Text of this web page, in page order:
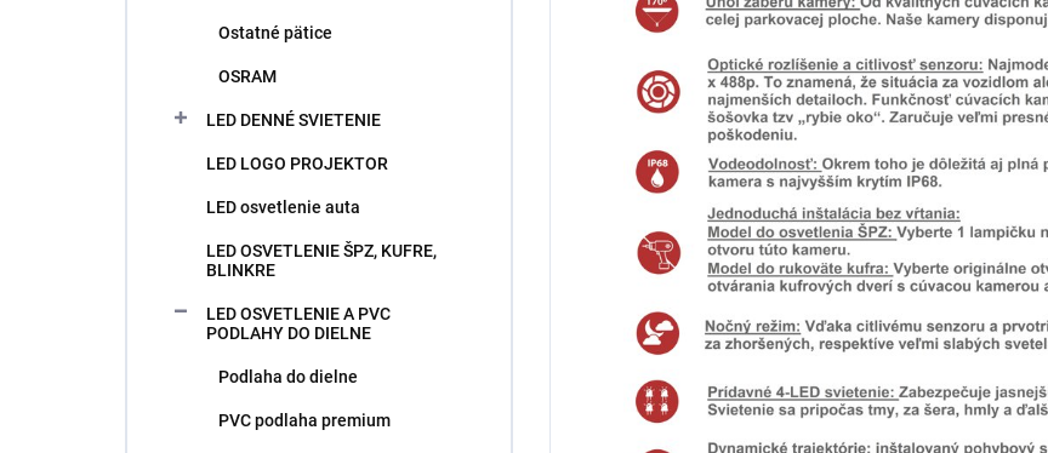
Ostatné pätice
OSRAM
LED DENNÉ SVIETENIE
LED LOGO PROJEKTOR
LED osvetlenie auta
LED OSVETLENIE ŠPZ, KUFRE,
BLINKRE
LED OSVETLENIE A PVC
PODLAHY DO DIELNE
Podlaha do dielne
PVC podlaha premium